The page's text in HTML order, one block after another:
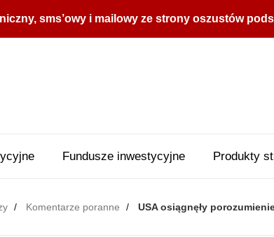
sms’owy i mailowy ze strony oszustów
Fundusze inwestycyjne Produkty
Komentarze poranne USA osiągnęły